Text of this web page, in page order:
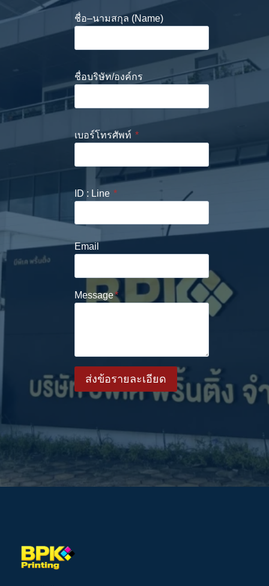
ชื่อ–นามสกุล (Name)
ชื่อบริษัท/องค์กร
เบอร์โทรศัพท์ *
ID : Line *
Email
Message*
ส่งข้อรายละเอียด